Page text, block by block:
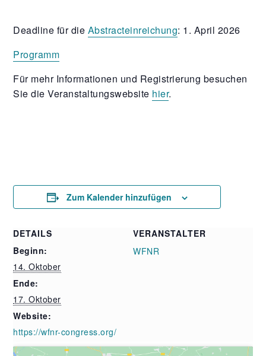
Deadline für die Abstracteinreichung: 1. April 2026
Programm
Für mehr Informationen und Registrierung besuchen
Sie die Veranstaltungswebsite hier.
Zum Kalender hinzufügen
DETAILS
Beginn:
14. Oktober
Ende:
17. Oktober
Website:
https://wfnr-congress.org/
VERANSTALTER
WFNR